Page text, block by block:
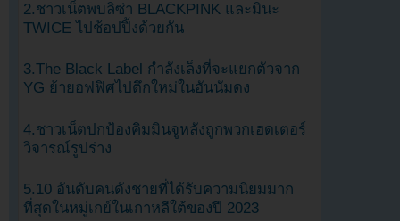
2.ชาวเน็ตพบลิซ่า BLACKPINK และมินะ
TWICE ไปช้อปปิ้งด้วยกัน
3.The Black Label กำลังเล็งที่จะแยกตัวจาก
YG ย้ายอฟฟิศไปตึกใหม่ในฮันนัมดง
4.ชาวเน็ตปกป้องคิมมินจูหลังถูกพวกเฮดเตอร์
วิจารณ์รูปร่าง
5.10 อันดับคนดังชายที่ได้รับความนิยมมาก
ที่สุดในหมู่เกย์ในเกาหลีใต้ของปี 2023